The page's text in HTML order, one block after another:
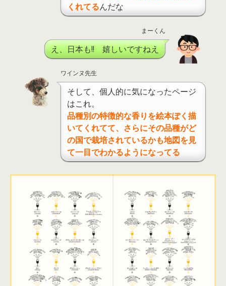
くれてるんだな
まーくん
え、日本も!! 嬉しいですねえ
ワインヌ先生
そして、個人的に気になったページ
はこれ。
品種別の特徴的な香りを絵本ぽく描
いてくれてて、さらにその品種がど
の国で栽培されているかも地図を見
て一目でわかるようになってる